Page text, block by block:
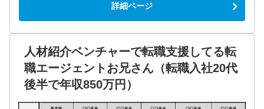
詳細ページ
人材紹介ベンチャーで転職支援してる転
職エージェントお兄さん（転職入社20代
後半で年収850万円）